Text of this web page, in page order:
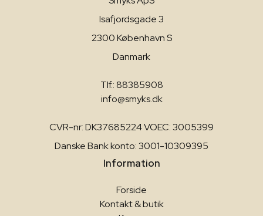
Isafjordsgade 3
2300 København S
Danmark
Tlf.: 88385908
info@smyks.dk
CVR-nr: DK37685224 VOEC: 3005399
Danske Bank konto: 3001-10309395
Information
Forside
Kontakt & butik